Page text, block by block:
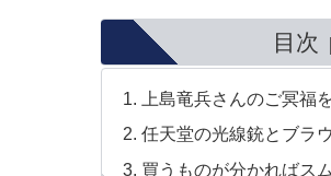
目次
上島竜兵さんのご冥福
任天堂の光線銃とブラ
買うものが分かればス